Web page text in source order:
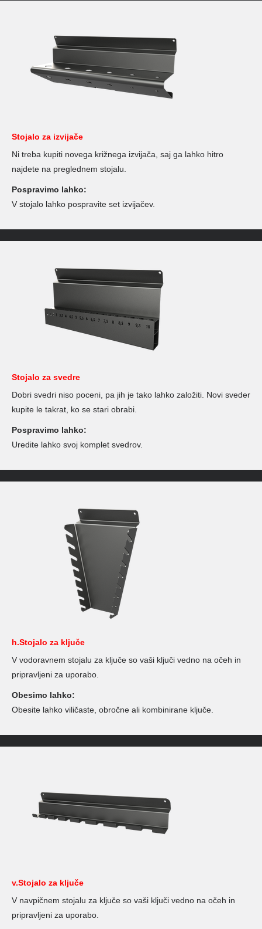
Stojalo za izvijače
Ni treba kupiti novega križnega izvijača, saj ga lahko hitro
najdete na preglednem stojalu.
Pospravimo lahko:
V stojalo lahko pospravite set izvijačev.
Stojalo za svedre
Dobri svedri niso poceni, pa jih je tako lahko založiti. Novi sveder
kupite le takrat, ko se stari obrabi.
Pospravimo lahko:
Uredite lahko svoj komplet svedrov.
h.Stojalo za ključe
V vodoravnem stojalu za ključe so vaši ključi vedno na očeh in
pripravljeni za uporabo.
Obesimo lahko:
Obesite lahko viličaste, obročne ali kombinirane ključe.
v.Stojalo za ključe
V navpičnem stojalu za ključe so vaši ključi vedno na očeh in
pripravljeni za uporabo.